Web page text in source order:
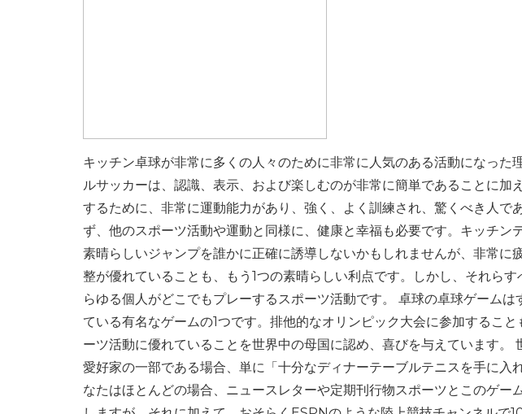
キッチン卓球が非常に多くの人々のために非常に人気のある活動になった
ルサッカーは、認識、表示、および楽しむのが非常に簡単であることに加
するために、非常に運動能力があり、強く、よく訓練され、驚くべき人で
ず、他のスポーツ活動や運動と同様に、健康と幸福も必要です。キッチン
素晴らしいジャンプを誰かに正確に誘導しないかもしれませんが、非常に
整が優れていることも、もう1つの素晴らしい利点です。しかし、それら
らゆる個人がどこでもプレーするスポーツ活動です。 卓球の卓球ゲーム
ている有名なゲームの1つです。排他的なオリンピック大会に参加するこ
ーツ活動に優れていることを世界中の母国に認め、喜びを与えています。
愛好家の一部である場合、単に「十分なディナーテーブルテニスを手に入
なたはほとんどの場合、ニュースレターや定期刊行物スポーツとこのゲー